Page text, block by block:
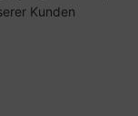
Kunden